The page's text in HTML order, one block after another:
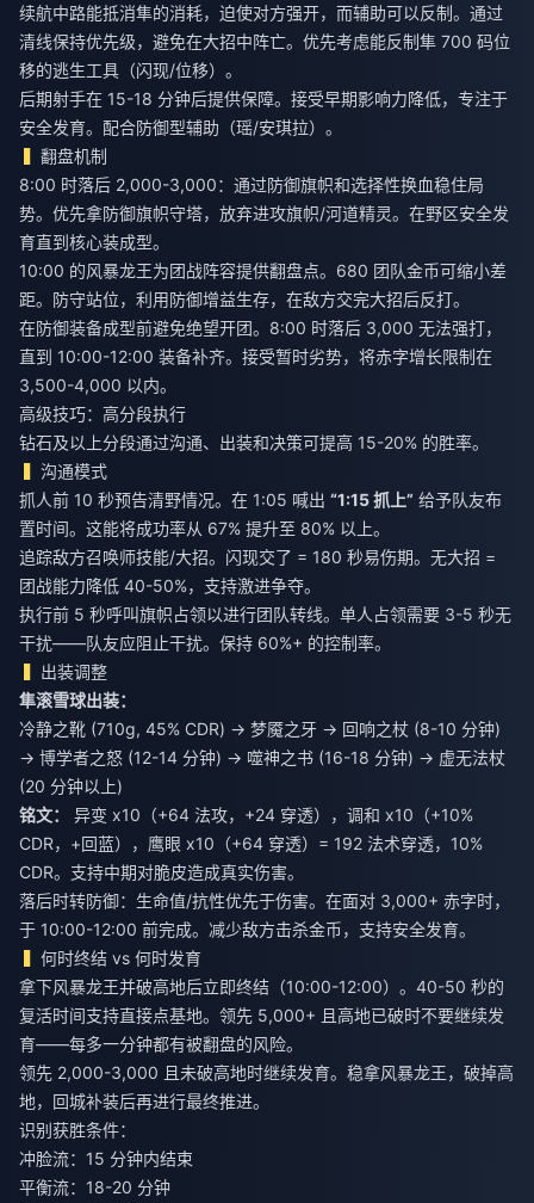
续航中路能抵消隼的消耗，迫使对方强开，而辅助可以反制。通过
清线保持优先级，避免在大招中阵亡。优先考虑能反制隼 700 码位
移的逃生工具（闪现/位移）。
后期射手在 15-18 分钟后提供保障。接受早期影响力降低，专注于
安全发育。配合防御型辅助（瑶/安琪拉）。
翻盘机制
8:00 时落后 2,000-3,000：通过防御旗帜和选择性换血稳住局
势。优先拿防御旗帜守塔，放弃进攻旗帜/河道精灵。在野区安全发
育直到核心装成型。
10:00 的风暴龙王为团战阵容提供翻盘点。680 团队金币可缩小差
距。防守站位，利用防御增益生存，在敌方交完大招后反打。
在防御装备成型前避免绝望开团。8:00 时落后 3,000 无法强打，
直到 10:00-12:00 装备补齐。接受暂时劣势，将赤字增长限制在
3,500-4,000 以内。
高级技巧：高分段执行
钻石及以上分段通过沟通、出装和决策可提高 15-20% 的胜率。
沟通模式
抓人前 10 秒预告清野情况。在 1:05 喊出 “1:15 抓上” 给予队友布
置时间。这能将成功率从 67% 提升至 80% 以上。
追踪敌方召唤师技能/大招。闪现交了 = 180 秒易伤期。无大招 =
团战能力降低 40-50%，支持激进争夺。
执行前 5 秒呼叫旗帜占领以进行团队转线。单人占领需要 3-5 秒无
干扰——队友应阻止干扰。保持 60%+ 的控制率。
出装调整
隼滚雪球出装：
冷静之靴 (710g, 45% CDR) → 梦魇之牙 → 回响之杖 (8-10 分钟)
→ 博学者之怒 (12-14 分钟) → 噬神之书 (16-18 分钟) → 虚无法杖
(20 分钟以上)
铭文：
异变 x10（+64 法攻，+24 穿透），调和 x10（+10%
CDR，+回蓝），鹰眼 x10（+64 穿透）= 192 法术穿透，10%
CDR。支持中期对脆皮造成真实伤害。
落后时转防御：生命值/抗性优先于伤害。在面对 3,000+ 赤字时，
于 10:00-12:00 前完成。减少敌方击杀金币，支持安全发育。
何时终结 vs 何时发育
拿下风暴龙王并破高地后立即终结（10:00-12:00）。40-50 秒的
复活时间支持直接点基地。领先 5,000+ 且高地已破时不要继续发
育——每多一分钟都有被翻盘的风险。
领先 2,000-3,000 且未破高地时继续发育。稳拿风暴龙王，破掉高
地，回城补装后再进行最终推进。
识别获胜条件：
冲脸流：15 分钟内结束
平衡流：18-20 分钟